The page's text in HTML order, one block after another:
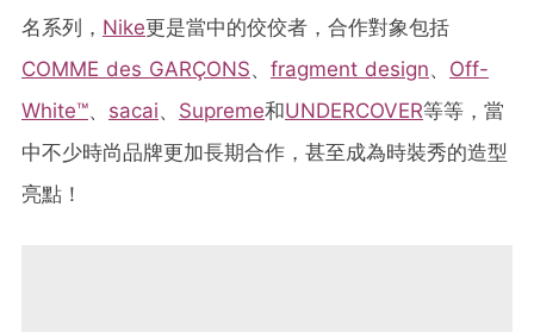
名系列， Nike更是當中的佼佼者，合作對象包括
COMME des GARÇONS、 fragment design、 Off-
White™、 sacai、 Supreme和UNDERCOVER等等，當
中不少時尚品牌更加長期合作，甚至成為時裝秀的造型
亮點！